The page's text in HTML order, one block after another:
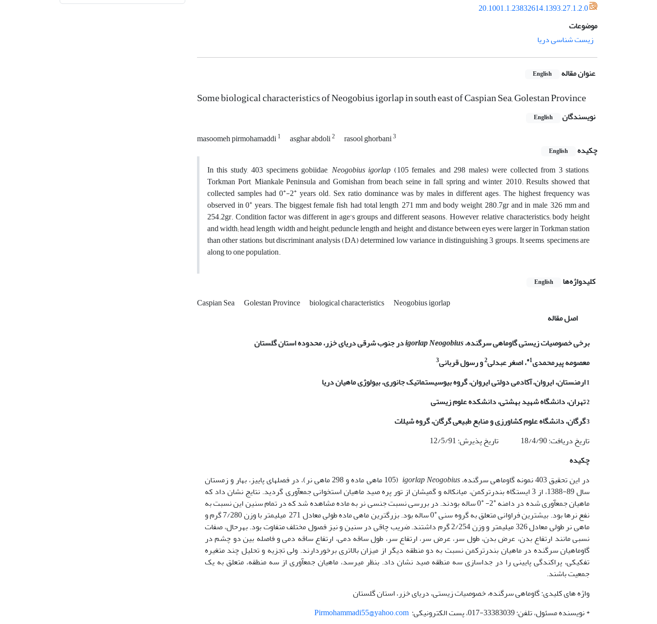
20.1001.1.23832614.1393.27.1.2.0
موضوعات
زیست شناسی دریا
عنوان مقاله English
Some biological characteristics of Neogobius igorlap in south east of Caspian Sea, Golestan Province
نویسندگان English
masoomeh pirmohamaddi1 asghar abdoli2 rasool ghorbani3
چکیده English
In this study, 403 specimens gobiidae, Neogobius igorlap (105 females, and 298 males) were collected from 3 stations,
Torkman Port, Miankale Peninsula and Gomishan from beach seine in fall, spring and winter, 2010. Results showed that
collected samples had 0+-2+years old. Sex ratio dominance was by males in different ages. The highest frequency was
observed in 0+ years. The biggest female fish, had total length, 271 mm and body weight, 280.7gr and in male, 326 mm and
254.2gr. Condition factor was different in age’s groups and different seasons. However, relative characteristics; body height
and width; head length, width and height; peduncle length and height, and distance between eyes were larger in Torkman station
than other stations, but discriminant analysis (DA) determined low variance in distinguishing 3 groups. It seems, specimens are
along to one population.
کلیدواژه‌ها
English
Caspian Sea Golestan Province biological characteristics
Neogobius igorlap
اصل مقاله
برخی خصوصیات زیستی گاوماهی سرگنده،
igorlapNeogobius
در جنوب شرقی دریای خزر، محدوده استان گلستان
معصومه پیرمحمدی1* ، اصغر عبدلی2و رسول قربانی3
1ارمنستان، ایروان،آکادمی دولتی ایروان، گروه بیوسیستماتیک جانوری، بیولوژی ماهیان دریا
2تهران، دانشگاه شهید بهشتی، دانشکده علوم زیستی
3گرگان، دانشگاه علوم کشاورزی و منابع طبیعی گرگان، گروه شیلات
تاریخ دریافت: 18/4/90 تاریخ پذیرش: 12/5/91
چکیده
در این تحقیق 403 نمونه گاوماهی سرگنده،
igorlapNeogobius
(105 ماهی ماده و 298 ماهی نر)، در فصل­های پاییز، بهار و زمستان
سال 89-1388، از 3 ایستگاه بندرترکمن، میانکاله و گمیشان از تور پره صید ماهیان استخوانی جمع­آوری گردید. نتایج نشان داد که
ماهیان جمع­آوری شده در دامنه+
2-
+ 0 ساله بودند. در بررسی نسبت جنسی نر به ماده مشاهده شد که در تمام سنین این نسبت به
نفع نرها بود. بیشترین فراوانی متعلق به گروه سنی+
0 ساله بود. بزرگ­ترین ماهی ماده طولی معادل 271 میلی­متر با وزن 7/280 گرم و
ماهی نر طولی معادل 326 میلی­­متر و وزن 2/254 گرم داشتند. ضریب چاقی در سنین و نیز فصول مختلف متفاوت بود. بهرحال، صفات
نسبی مانند ارتفاع بدن، عرض بدن، طول سر، عرض سر، ارتفاع سر، طول ساقه دمی، ارتفاع ساقه دمی و فاصله بین دو چشم در
گاوماهیان سرگنده در ماهیان بندرترکمن نسبت به دو منطقه دیگر از میزان بالاتری برخوردارند. ولی تجزیه و تحلیل چند متغیره
تفکیکی، پراکندگی پایینی را در جداسازی سه منطقه صید نشان داد. بنظر می­رسد، ماهیان جمع­آوری از سه منطقه، متعلق به یک
جمعیت باشند.
واژه های کلیدی: گاوماهی سرگنده،خصوصیات زیستی، دریای خزر، استان گلستان
* نویسنده مسئول، تلفن: 33383039-017، پست الکترونیکی:
Pirmohammadi55@yahoo.com